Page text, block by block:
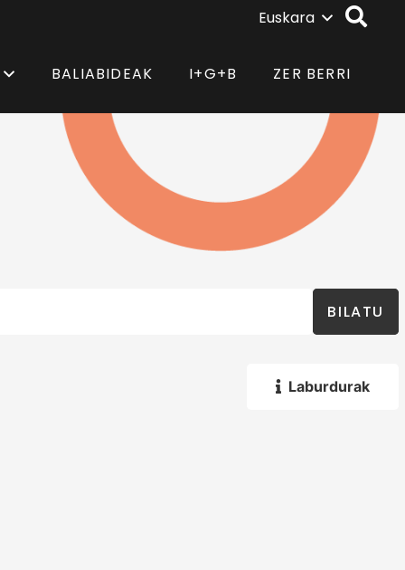
Euskara
BALIABIDEAK I+G+B ZER BERRI
BILATU
Laburdurak